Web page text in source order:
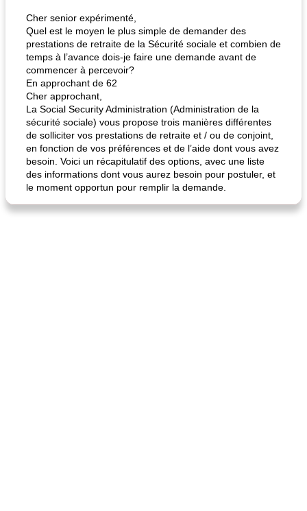
Cher senior expérimenté,
Quel est le moyen le plus simple de demander des
prestations de retraite de la Sécurité sociale et combien de
temps à l’avance dois-je faire une demande avant de
commencer à percevoir?
En approchant de 62
Cher approchant,
La Social Security Administration (Administration de la
sécurité sociale) vous propose trois manières différentes
de solliciter vos prestations de retraite et / ou de conjoint,
en fonction de vos préférences et de l’aide dont vous avez
besoin. Voici un récapitulatif des options, avec une liste
des informations dont vous aurez besoin pour postuler, et
le moment opportun pour remplir la demande.